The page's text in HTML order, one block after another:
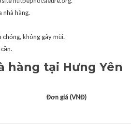
hàng.
chóng, không gây mùi.
hàng tại Hưng Yên
Đơn giá (VNĐ)